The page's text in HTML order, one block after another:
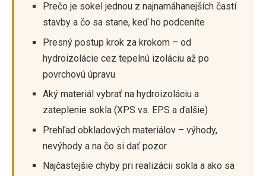
Prečo je sokel jednou z najnamáhanejších častí
stavby a čo sa stane, keď ho podceníte
Presný postup krok za krokom – od
hydroizolácie cez tepelnú izoláciu až po
povrchovú úpravu
Aký materiál vybrať na hydroizoláciu a
zateplenie sokla (XPS vs. EPS a ďalšie)
Prehľad obkladových materiálov – výhody,
nevýhody a na čo si dať pozor
Najčastejšie chyby pri realizácii sokla a ako sa